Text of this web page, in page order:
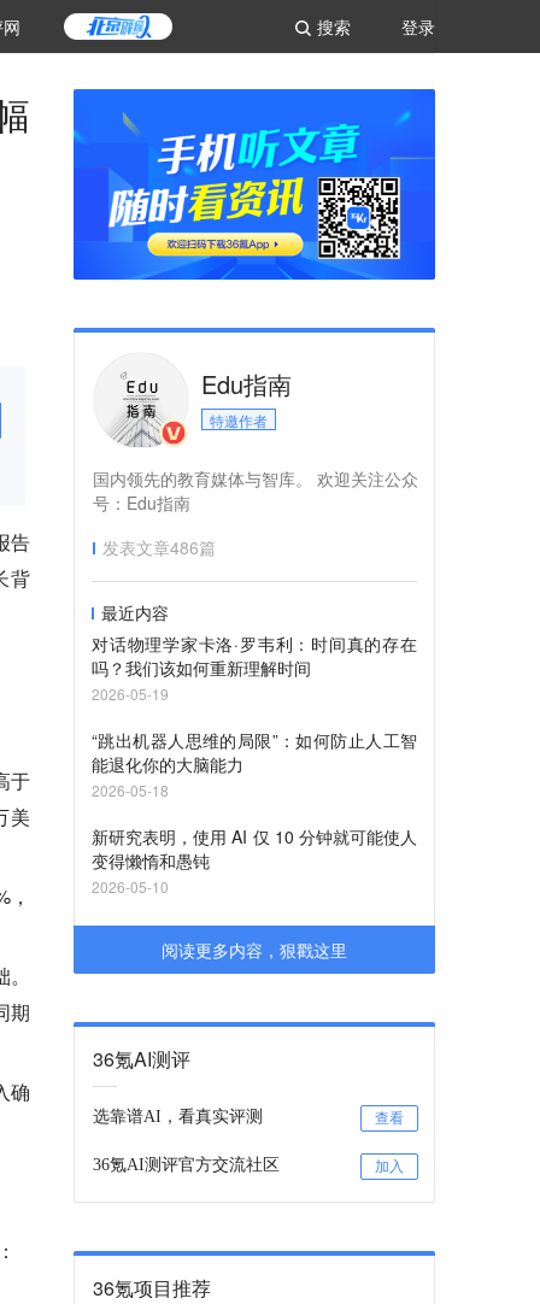
登录
搜索
告
背
于
美
期
确
Edu指南
特邀作者
国内领先的教育媒体与智库。 欢迎关注公众
号：Edu指南
发表文章486篇
最近内容
对话物理学家卡洛·罗韦利：时间真的存在
吗？我们该如何重新理解时间
2026-05-19
“跳出机器人思维的局限”：如何防止人工智
能退化你的大脑能力
2026-05-18
新研究表明，使用 AI 仅 10 分钟就可能使人
变得懒惰和愚钝
2026-05-10
阅读更多内容，狠戳这里
36氪AI测评
选靠谱AI，看真实评测 查看
36氪AI测评官方交流社区 加入
36氪项目推荐